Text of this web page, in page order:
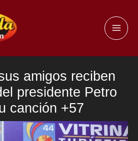
amigos reciben
presidente Petro
canción +57